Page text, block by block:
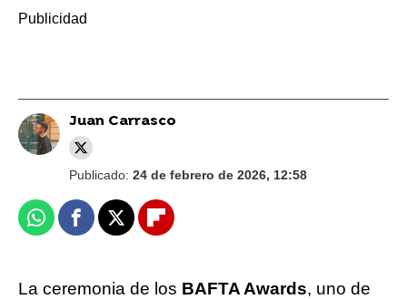
Juan Carrasco
Publicado: 24 de febrero de 2026, 12:58
WhatsappFacebook
X Flipboard
La ceremonia de los BAFTA Awards, uno de